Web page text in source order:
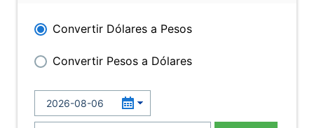
Convertir Dólares a Pesos
Convertir Pesos a Dólares